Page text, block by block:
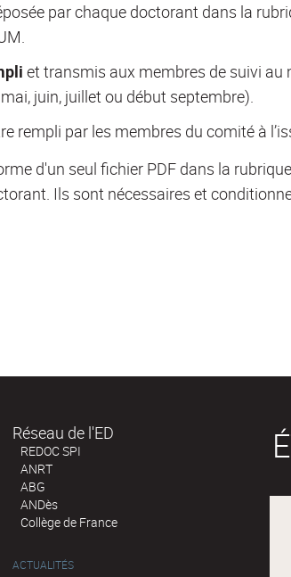
par chaque doctorant dans la
et transmis aux membres de suivi au
juin, juillet ou début septembre).
rempli par les membres du comité à
d'un seul fichier PDF dans la
Ils sont nécessaires et
Réseau de l'ED
REDOC SPI
ANRT
ABG
ANDès
Collège de France
ACTUALITÉS